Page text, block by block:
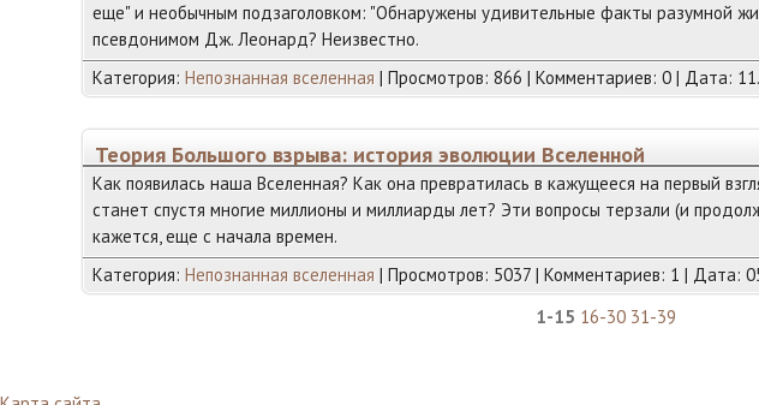
еще" и необычным подзаголовком: "Обнаружены удивительные факты разумной
псевдонимом Дж. Леонард? Неизвестно.
Категория:Непознанная вселенная | Просмотров: 866 | Комментариев: 0 | Дата:
Теория Большого взрыва: история эволюции Вселенной
Как появилась наша Вселенная? Как она превратилась в кажущееся на первый
станет спустя многие миллионы и миллиарды лет? Эти вопросы терзали (и
кажется, еще с начала времен.
Категория:Непознанная вселенная | Просмотров: 5037 | Комментариев: 1 | Дата:
1-15 16-30 31-39